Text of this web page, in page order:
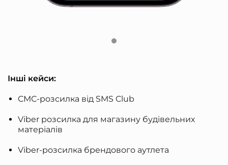
Інші кейси:
СМС-розсилка від SMS Club
Viber розсилка для магазину будівельних
матеріалів
Viber-розсилка брендового аутлета